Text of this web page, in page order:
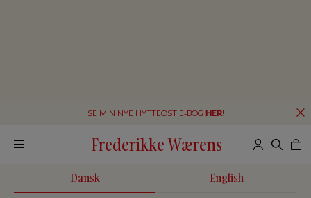
SE MIN NYE HYTTEOST E-BOG HER!
Frederikke Wærens
Dansk English